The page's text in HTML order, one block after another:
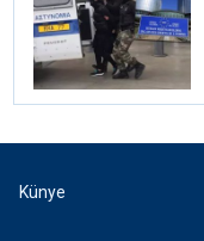
Künye